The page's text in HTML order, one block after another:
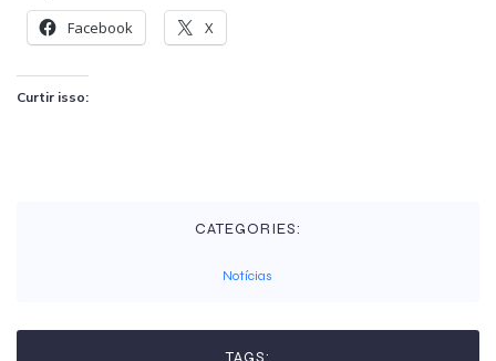
Facebook X
Curtir isso:
CATEGORIES:
Notícias